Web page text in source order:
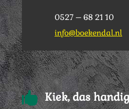
0527 – 68 21 10
info@boekendal.nl
 Kiek, das